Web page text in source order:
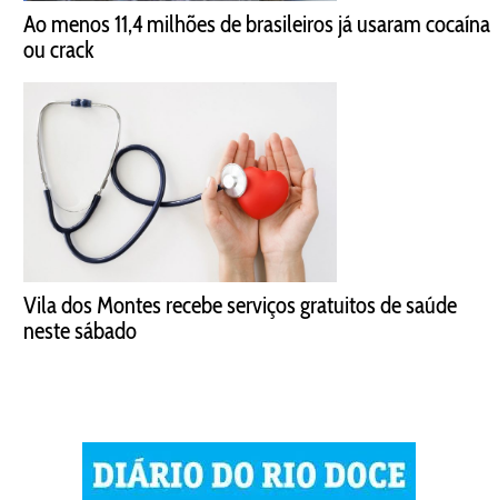
Ao menos 11,4 milhões de brasileiros já usaram cocaína
ou crack
Vila dos Montes recebe serviços gratuitos de saúde
neste sábado